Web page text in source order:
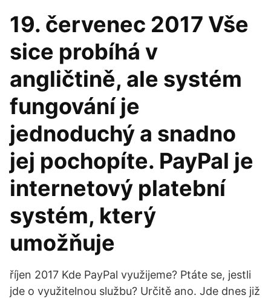
19. červenec 2017 Vše
sice probíhá v
angličtině, ale systém
fungování je
jednoduchý a snadno
jej pochopíte. PayPal je
internetový platební
systém, který
umožňuje
říjen 2017 Kde PayPal využijeme? Ptáte se, jestli
jde o využitelnou službu? Určitě ano. Jde dnes již